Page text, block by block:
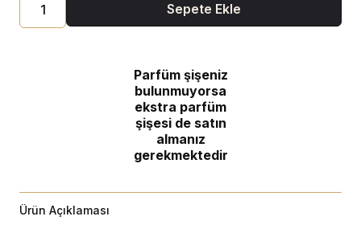
Sepete Ekle
Parfüm şişeniz
bulunmuyorsa
ekstra parfüm
şişesi de satın
almanız
gerekmektedir
Ürün Açıklaması